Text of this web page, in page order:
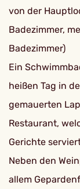
von der
Badezimmer,
Badezimmer)
Ein
heißen Tag in
gemauerten
Restaurant,
Gerichte
Neben den
allem